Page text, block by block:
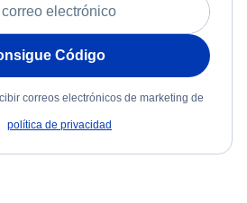
Código
correos electrónicos de marketing de
política de privacidad